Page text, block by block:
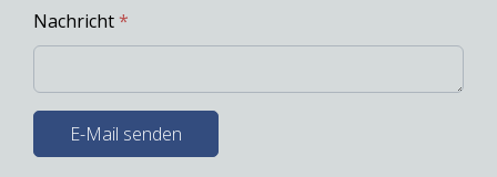
Nachricht*
E-Mail senden